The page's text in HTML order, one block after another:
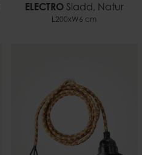
ELECTROSladd, Natur
L200xW6 cm